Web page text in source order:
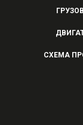
СХЕМА